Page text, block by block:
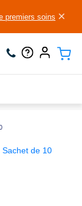
premiers soins ×